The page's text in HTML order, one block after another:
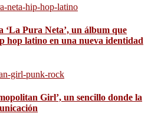
‘La Pura Neta’, un álbum que
hop latino en una nueva identidad
Girl’, un sencillo donde la